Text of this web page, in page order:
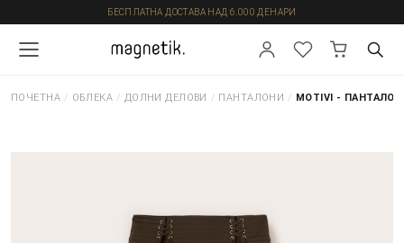
БЕСПЛАТНА ДОСТАВА НАД 6.000 ДЕНАРИ
ПОЧЕТНА / ОБЛЕКА / ДОЛНИ ДЕЛОВИ / ПАНТАЛОНИ / MOTIVI -